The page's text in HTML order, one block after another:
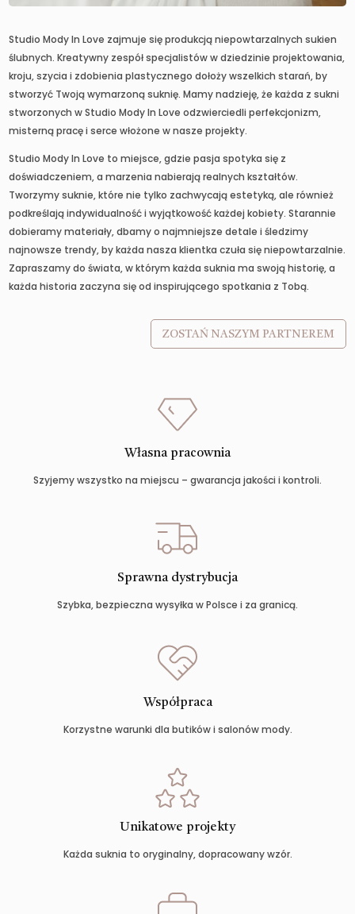
Studio Mody In Love zajmuje się produkcją niepowtarzalnych sukien
ślubnych. Kreatywny zespół specjalistów w dziedzinie projektowania,
kroju, szycia i zdobienia plastycznego dołoży wszelkich starań, by
stworzyć Twoją wymarzoną suknię. Mamy nadzieję, że każda z sukni
stworzonych w Studio Mody In Love odzwierciedli perfekcjonizm,
misterną pracę i serce włożone w nasze projekty.
Studio Mody In Love to miejsce, gdzie pasja spotyka się z
doświadczeniem, a marzenia nabierają realnych kształtów.
Tworzymy suknie, które nie tylko zachwycają estetyką, ale również
podkreślają indywidualność i wyjątkowość każdej kobiety. Starannie
dobieramy materiały, dbamy o najmniejsze detale i śledzimy
najnowsze trendy, by każda nasza klientka czuła się niepowtarzalnie.
Zapraszamy do świata, w którym każda suknia ma swoją historię, a
każda historia zaczyna się od inspirującego spotkania z Tobą.
ZOSTAŃ NASZYM PARTNEREM
Własna pracownia
Szyjemy wszystko na miejscu – gwarancja jakości i kontroli.
Sprawna dystrybucja
Szybka, bezpieczna wysyłka w Polsce i za granicą.
Współpraca
Korzystne warunki dla butików i salonów mody.
Unikatowe projekty
Każda suknia to oryginalny, dopracowany wzór.